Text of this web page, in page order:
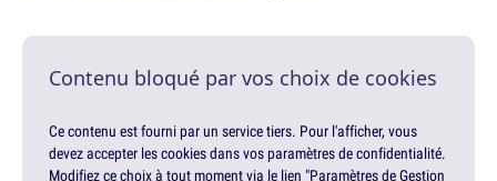
Contenu bloqué par vos choix de cookies
Ce contenu est fourni par un service tiers. Pour l'afficher, vous
devez accepter les cookies dans vos paramètres de confidentialité.
Modifiez ce choix à tout moment via le lien "Paramètres de Gestion